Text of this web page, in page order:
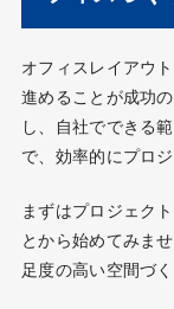
オフィスレイアウ
進めることが成功
し、自社でできる
で、効率的にプロ
まずはプロジェク
とから始めてみま
足度の高い空間づ